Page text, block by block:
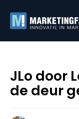
JLo door
de deur